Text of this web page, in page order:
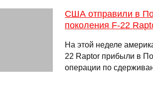
США отправили в
поколения F-22
На этой неделе
22 Raptor прибыли в
операции по